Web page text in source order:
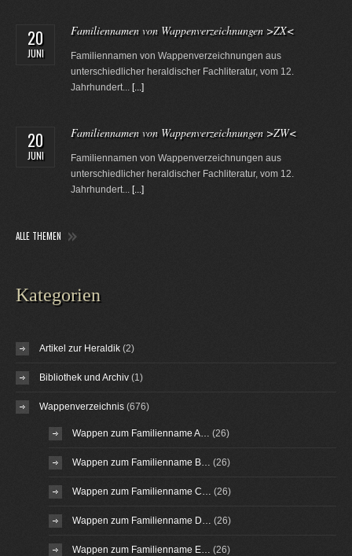
20
JUNI
Familiennamen von Wappenverzeichnungen >ZX<
Familiennamen von Wappenverzeichnungen aus
unterschiedlicher heraldischer Fachliteratur, vom 12.
Jahrhundert... [...]
20
JUNI
Familiennamen von Wappenverzeichnungen >ZW<
Familiennamen von Wappenverzeichnungen aus
unterschiedlicher heraldischer Fachliteratur, vom 12.
Jahrhundert... [...]
ALLE THEMEN
Kategorien
Artikel zur Heraldik (2)
Bibliothek und Archiv (1)
Wappenverzeichnis (676)
Wappen zum Familienname A… (26)
Wappen zum Familienname B… (26)
Wappen zum Familienname C… (26)
Wappen zum Familienname D… (26)
Wappen zum Familienname E… (26)